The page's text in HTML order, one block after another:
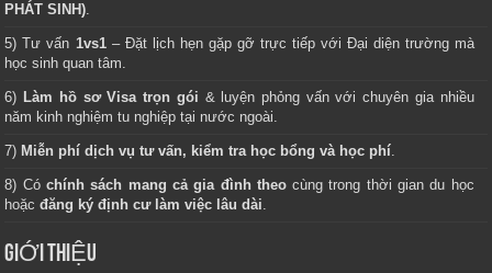
PHÁT SINH).
5) Tư vấn 1vs1– Đặt lịch hẹn gặp gỡ trực tiếp với Đại diện trường mà
học sinh quan tâm.
6) Làm hồ sơ Visa trọn gói & luyện phỏng vấn với chuyên gia nhiều
năm kinh nghiệm tu nghiệp tại nước ngoài.
7) Miễn phí dịch vụ tư vấn, kiểm tra học bổng và học phí.
8) Cóchính sách mang cả gia đình theocùng trong thời gian du học
hoặcđăng ký định cư làm việc lâu dài.
GIỚI THIỆU